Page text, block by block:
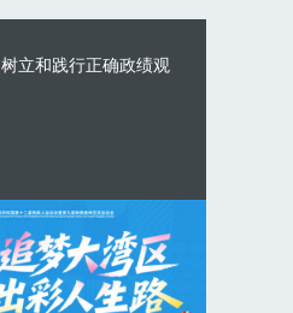
树立和践行正确政绩观